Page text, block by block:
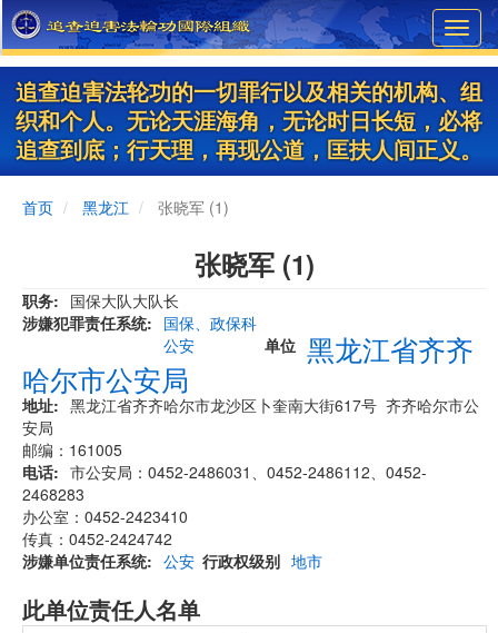
Skip
to
main
content
追查迫害法轮功的一切罪行以及相关的机构、组
织和个人。无论天涯海角，无论时日长短，必将
追查到底；行天理，再现公道，匡扶人间正义。
首页 黑龙江 张晓军 (1)
张晓军 (1)
职务
国保大队大队长
涉嫌犯罪责任系统
国保、政保科
公安
单位 黑龙江省齐齐
哈尔市公安局
地址
黑龙江省齐齐哈尔市龙沙区卜奎南大街617号 齐齐哈尔市公
安局
邮编：161005
电话
市公安局：0452-2486031、0452-2486112、0452-
2468283
办公室：0452-2423410
传真：0452-2424742
涉嫌单位责任系统
公安 行政权级别 地市
此单位责任人名单